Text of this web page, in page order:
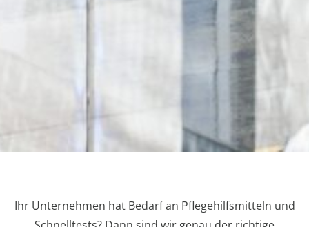
Ihr Unternehmen hat Bedarf an Pflegehilfsmitteln und